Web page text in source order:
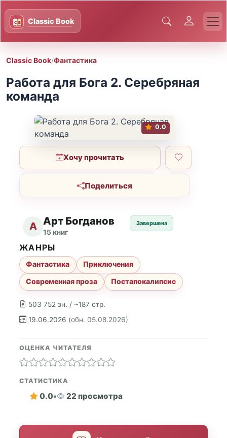
Classic Book/Фантастика
Работа для Бога 2. Серебряная
команда
0.0
Хочу прочитать
Поделиться
А Арт Богданов
15 книг
Завершена
503 752 зн. / ~187 стр.
19.06.2026 (обн. 05.08.2026)
ЖАНРЫ
Фантастика
Приключения
Современная проза
Постапокалипсис
ОЦЕНКА ЧИТАТЕЛЯ
СТАТИСТИКА
0.0• 22 просмотра